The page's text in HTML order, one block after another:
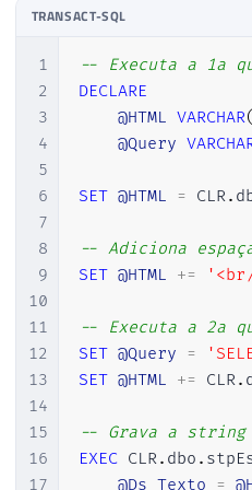
139
141
142
143
144
145
146
147
148
149
150
151
152
153
154
155
156
if
	thead { background: #00B050; border: 1px solid #ddd; }
	tr { padding: 0; }
td {
}
}
TRANSACT-SQL
1
2
3
4
5
6
7
8
9
10
11
12
13
14
15
16
17
-- Executa a 1a
DECLARE
@HTML VARCHAR(
@Query
SET @HTML = CLR.
-- Adiciona
SET @HTML +=
-- Executa a 2a
SET @Query =
SET @HTML += CLR.
-- Grava a string
EXEC CLR. dbo .
@Ds_Texto =